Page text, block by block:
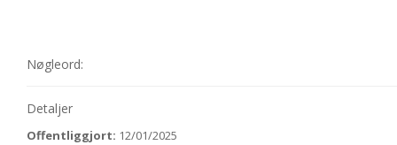
Nøgleord:
Detaljer
Offentliggjort: 12/01/2025